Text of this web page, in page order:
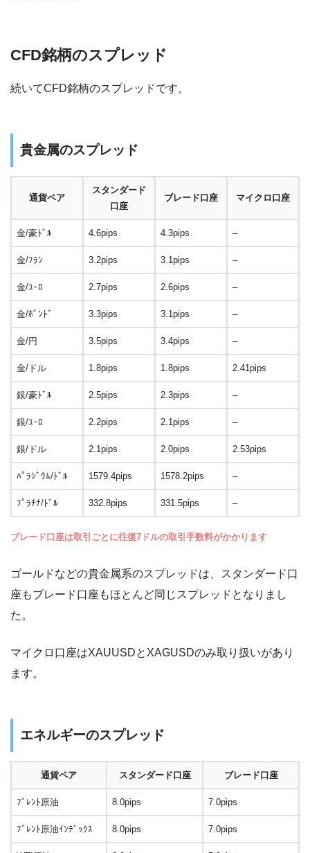
CFD銘柄のスプレッド
続いてCFD銘柄のスプレッドです。
貴金属のスプレッド
通貨ペア
スタンダード
口座
ブレード口座 マイクロ口座
金/豪ﾄﾞﾙ 4.6pips 4.3pips –
金/ﾌﾗﾝ 3.2pips 3.1pips –
金/ﾕｰﾛ 2.7pips 2.6pips –
金/ﾎﾟﾝﾄﾞ 3.3pips 3.1pips –
金/円 3.5pips 3.4pips –
金/ドル 1.8pips 1.8pips 2.41pips
銀/豪ﾄﾞﾙ 2.5pips 2.3pips –
銀/ﾕｰﾛ 2.2pips 2.1pips –
銀/ドル 2.1pips 2.0pips 2.53pips
ﾊﾟﾗｼﾞｳﾑ/ﾄﾞﾙ 1579.4pips 1578.2pips –
ﾌﾟﾗﾁﾅ/ﾄﾞﾙ 332.8pips 331.5pips –
ブレード口座は取引ごとに往復7ドルの取引手数料がかかります
ゴールドなどの貴金属系のスプレッドは、スタンダード口
座もブレード口座もほとんど同じスプレッドとなりまし
た。
マイクロ口座はXAUUSDとXAGUSDのみ取り扱いがあり
ます。
エネルギーのスプレッド
通貨ペア スタンダード口座 ブレード口座
ﾌﾞﾚﾝﾄ原油 8.0pips 7.0pips
ﾌﾞﾚﾝﾄ原油ｲﾝﾃﾞｯｸｽ 8.0pips 7.0pips